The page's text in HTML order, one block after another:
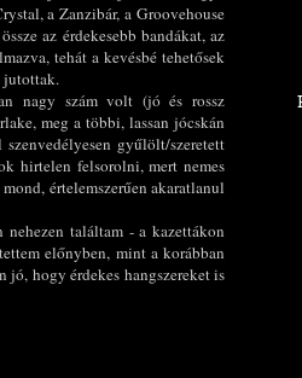
a Zanzibár, a Groovehouse
az érdekesebb bandákat, az
tehát a kevésbé tehetősek
jutottak.
nagy szám volt (jó és rossz
meg a többi, lassan jócskán
gyűlölt/szeretett
hirtelen felsorolni, mert nemes
értelemszerűen akaratlanul
találtam - a kazettákon
előnyben, mint a korábban
hogy érdekes hangszereket is